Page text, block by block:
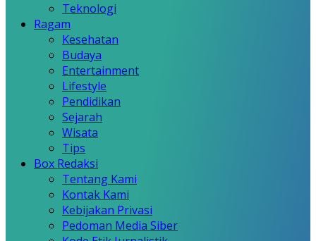
Teknologi
Ragam
Kesehatan
Budaya
Entertainment
Lifestyle
Pendidikan
Sejarah
Wisata
Tips
Box Redaksi
Tentang Kami
Kontak Kami
Kebijakan Privasi
Pedoman Media Siber